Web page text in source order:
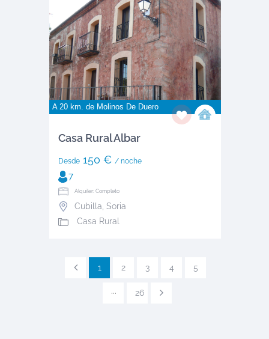
A 20 km. de Molinos De Duero
Casa Rural Albar
Desde150 € / noche
7
Alquiler: Completo
Cubilla Soria
Casa Rural
1 2 3 4 5
··· 26